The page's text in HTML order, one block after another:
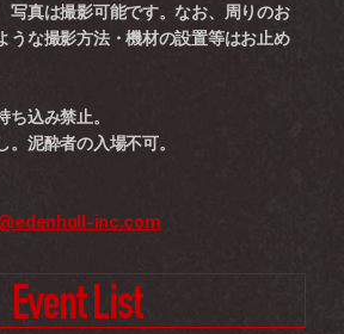
写真は撮影可能です。なお、周りのお
うな撮影方法・機材の設置等はお止め
ち込み禁止。
。泥酔者の入場不可。
inc.com
Event List